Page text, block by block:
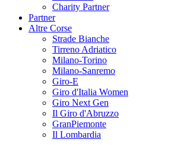
Charity Partner
Partner
Altre Corse
Strade Bianche
Tirreno Adriatico
Milano-Torino
Milano-Sanremo
Giro-E
Giro d'Italia Women
Giro Next Gen
Il Giro d'Abruzzo
GranPiemonte
Il Lombardia